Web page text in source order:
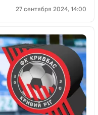
27 сентября 2024, 14:00